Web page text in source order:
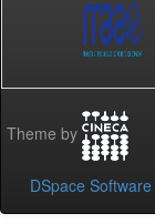
Theme by
DSpace Software